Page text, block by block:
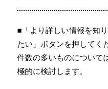
■「より詳しい情報を知
たい」ボタンを押してく
件数の多いものについて
極的に検討します。